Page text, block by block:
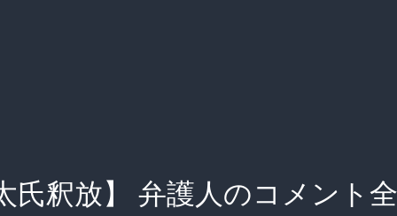
氏釈放】 弁護人のコメント